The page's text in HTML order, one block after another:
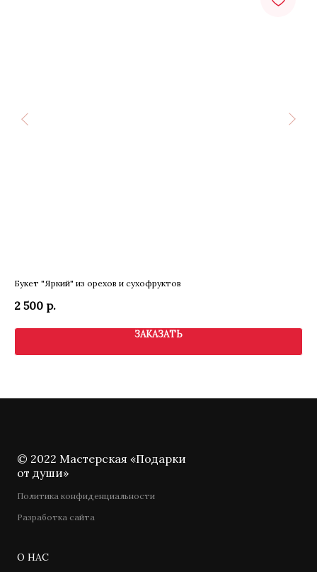
Букет "Яркий" из орехов и сухофруктов
2 500 р.
ЗАКАЗАТЬ
© 2022 Мастерская «Подарки
от души»
Политика конфиденциальности
Разработка сайта
О НАС